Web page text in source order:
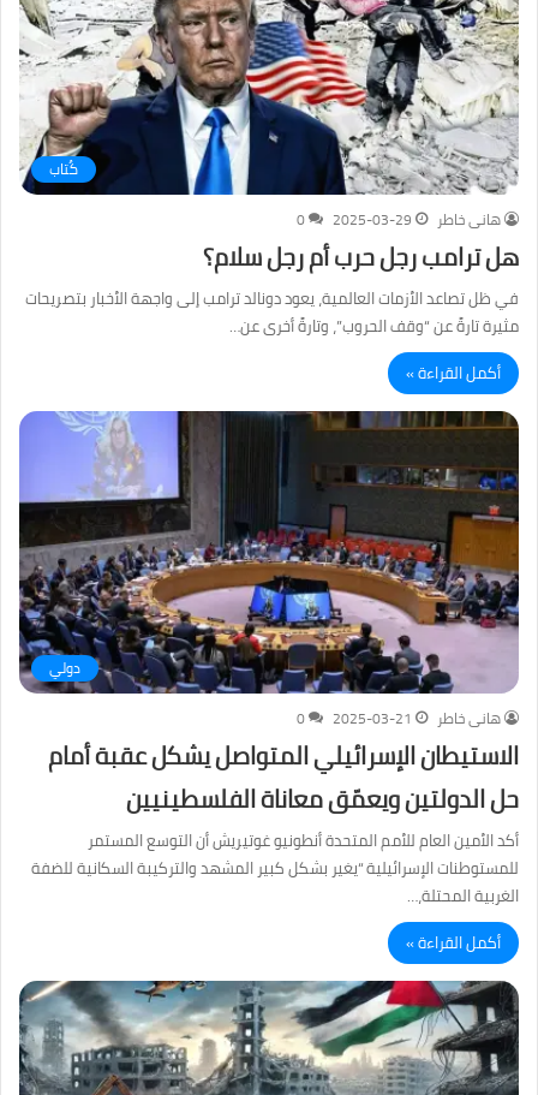
كُتاب
هانى خاطر
2025-03-29
0
هل ترامب رجل حرب أم رجل سلام؟
في ظل تصاعد الأزمات العالمية، يعود دونالد ترامب إلى واجهة الأخبار بتصريحات
مثيرة تارةً عن “وقف الحروب”، وتارةً أخرى عن…
أكمل القراءة »
دولي
هانى خاطر
2025-03-21
0
الاستيطان الإسرائيلي المتواصل يشكل عقبة أمام
حل الدولتين ويعمّق معاناة الفلسطينيين
أكد الأمين العام للأمم المتحدة أنطونيو غوتيريش أن التوسع المستمر
للمستوطنات الإسرائيلية “يغير بشكل كبير المشهد والتركيبة السكانية للضفة
الغربية المحتلة،…
أكمل القراءة »